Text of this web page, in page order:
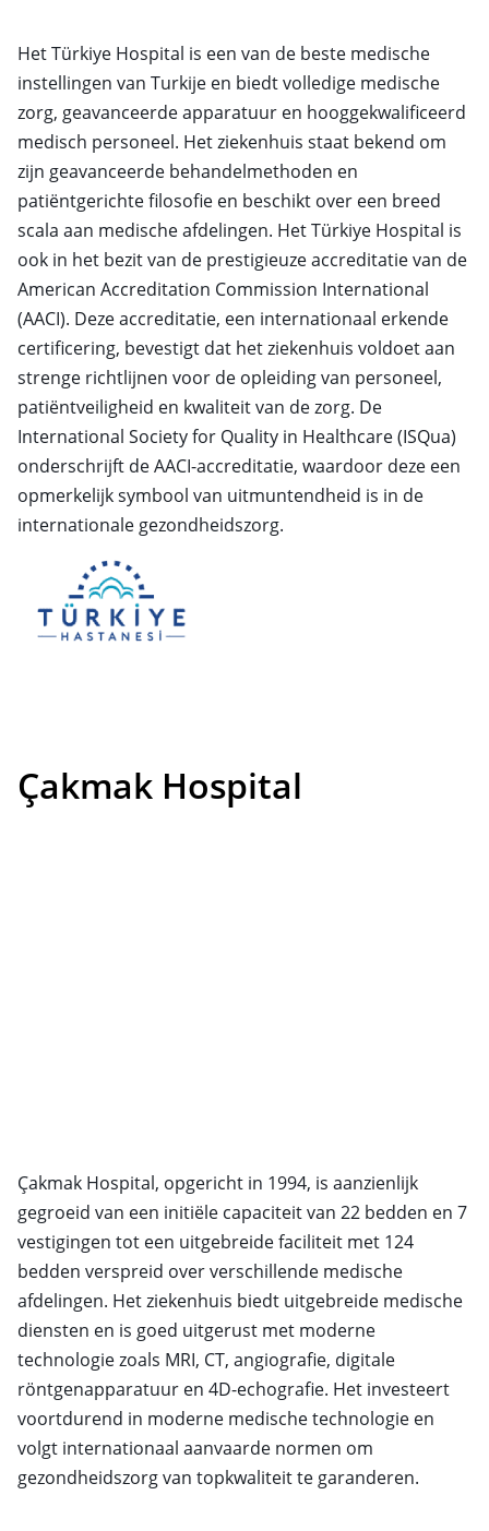
Het Türkiye Hospital is een van de beste medische
instellingen van Turkije en biedt volledige medische
zorg, geavanceerde apparatuur en hooggekwalificeerd
medisch personeel. Het ziekenhuis staat bekend om
zijn geavanceerde behandelmethoden en
patiëntgerichte filosofie en beschikt over een breed
scala aan medische afdelingen. Het Türkiye Hospital is
ook in het bezit van de prestigieuze accreditatie van de
American Accreditation Commission International
(AACI). Deze accreditatie, een internationaal erkende
certificering, bevestigt dat het ziekenhuis voldoet aan
strenge richtlijnen voor de opleiding van personeel,
patiëntveiligheid en kwaliteit van de zorg. De
International Society for Quality in Healthcare (ISQua)
onderschrijft de AACI-accreditatie, waardoor deze een
opmerkelijk symbool van uitmuntendheid is in de
internationale gezondheidszorg.
Çakmak Hospital
Çakmak Hospital, opgericht in 1994, is aanzienlijk
gegroeid van een initiële capaciteit van 22 bedden en 7
vestigingen tot een uitgebreide faciliteit met 124
bedden verspreid over verschillende medische
afdelingen. Het ziekenhuis biedt uitgebreide medische
diensten en is goed uitgerust met moderne
technologie zoals MRI, CT, angiografie, digitale
röntgenapparatuur en 4D-echografie. Het investeert
voortdurend in moderne medische technologie en
volgt internationaal aanvaarde normen om
gezondheidszorg van topkwaliteit te garanderen.